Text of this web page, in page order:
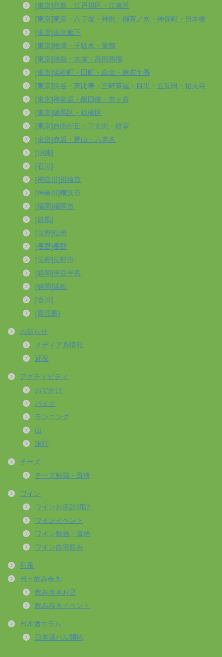
[東京]月島、江戸川区・江東区
[東京]東京・八丁堀・神田・御茶ノ水・神保町・日本橋
[東京]東京都下
[東京]根津・千駄木・巣鴨
[東京]池袋・大塚・高田馬場
[東京]浜松町・田町・白金・麻布十番
[東京]渋谷・恵比寿・三軒茶屋・目黒・五反田・祐天寺
[東京]神楽坂・飯田橋・市ヶ谷
[東京]練馬区・板橋区
[東京]自由が丘・下北沢・経堂
[東京]赤坂・青山・六本木
[沖縄]
[石川]
[神奈川]川崎市
[神奈川]横浜市
[福岡]福岡市
[群馬]
[長野]信州
[長野]長野
[長野]長野市
[静岡]伊豆半島
[静岡]浜松
[香川]
[鹿児島]
お知らせ
メディア系情報
近況
アクティビティ
おでかけ
バイク
ランニング
山
旅行
チーズ
チーズ勉強・資格
ワイン
ワインお店訪問記
ワインイベント
ワイン勉強・資格
ワイン自宅飲み
和系
日々飲み歩き
飲み歩きお店
飲み歩きイベント
日本酒コラム
日本酒バル開拓